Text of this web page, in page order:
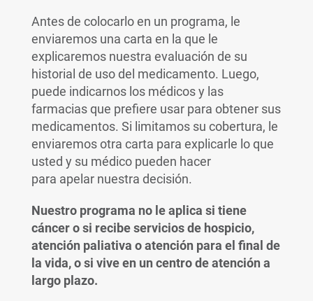
Antes de colocarlo en un programa, le
enviaremos una carta en la que le
explicaremos nuestra evaluación de su
historial de uso del medicamento. Luego,
puede indicarnos los médicos y las
farmacias que prefiere usar para obtener sus
medicamentos. Si limitamos su cobertura, le
enviaremos otra carta para explicarle lo que
usted y su médico pueden hacer
para apelar nuestra decisión.
Nuestro programa no le aplica si tiene
cáncer o si recibe servicios de hospicio,
atención paliativa o atención para el final de
la vida, o si vive en un centro de atención a
largo plazo.